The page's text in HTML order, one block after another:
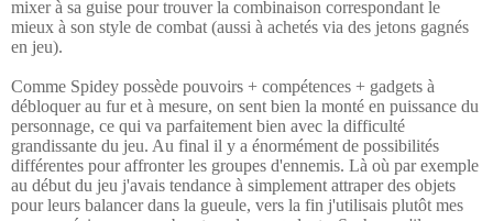
mixer à sa guise pour trouver la combinaison correspondant le
mieux à son style de combat (aussi à achetés via des jetons gagnés
en jeu).
Comme Spidey possède pouvoirs + compétences + gadgets à
débloquer au fur et à mesure, on sent bien la monté en puissance du
personnage, ce qui va parfaitement bien avec la difficulté
grandissante du jeu. Au final il y a énormément de possibilités
différentes pour affronter les groupes d'ennemis. Là où par exemple
au début du jeu j'avais tendance à simplement attraper des objets
pour leurs balancer dans la gueule, vers la fin j'utilisais plutôt mes